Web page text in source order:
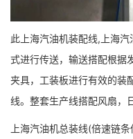
此上海汽油机装配线,上海
式进行传送，输送搭配根据
夹具，工装板进行有效的装
线。整套生产线搭配风扇，
上海汽油机总装线(倍速链